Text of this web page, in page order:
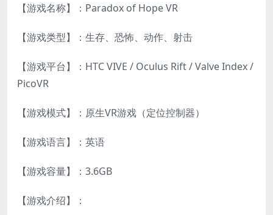
【游戏名称】：Paradox of Hope VR
【游戏类型】：生存、恐怖、动作、射击
【游戏平台】：HTC VIVE / Oculus Rift / Valve Index /
PicoVR
【游戏模式】：原生VR游戏（定位控制器）
【游戏语言】：英语
【游戏容量】：3.6GB
【游戏介绍】：